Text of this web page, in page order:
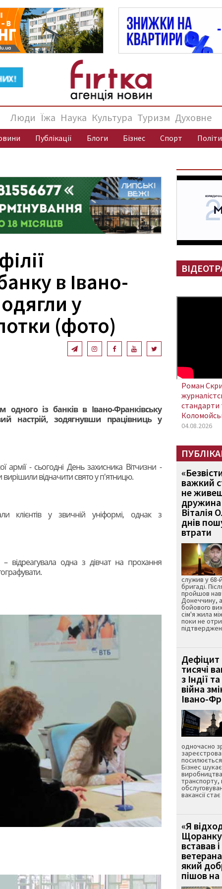
Люди Їжа Наука Культура Туризм Духовне
Публікації Блоги Бізнес Спорт
в Івано-
у
(фото)
одного із банків в Івано-Франківську
настрій, зодягнувши працівниць у
армії - сьогодні День захисника Вітчизни -
вирішили відначити свято у п'ятницю.
клієнтів у звичній уніформі, однак з
відреагувала одна з дівчат на прохання
Роман
стандарти
04.08.2026
важкий
не
дружина
Віталія
днів
втрати
служив у 68-
бригаді.
пройшов
Донеччину,
бойового
сім'я жила
поки не
Дефіцит
тисячі
з Індії
війна
Івано-
одночасно
Бізнес
вакансії
«Я
Щоранку
вставав
який
пішов на